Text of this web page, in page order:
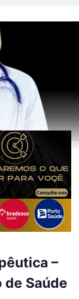
–
de Saúde